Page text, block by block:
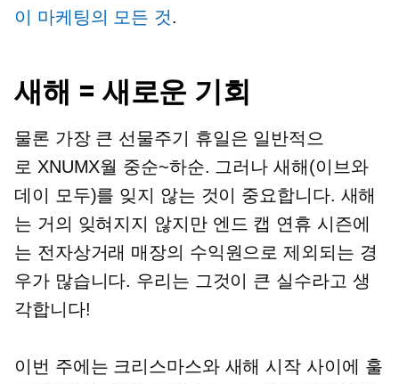
이 마케팅의 모든 것.
새해 = 새로운 기회
물론 가장 큰 선물주기
휴일은 일반적으
로 XNUMX월 중순~하순. 그러나 새해(이브와
데이 모두)를 잊지 않는 것이 중요합니다. 새해
는 거의 잊혀지지 않지만 엔드 캡 연휴 시즌에
는 전자상거래 매장의 수익원으로 제외되는 경
우가 많습니다. 우리는 그것이 큰 실수라고 생
각합니다!
이번 주에는 크리스마스와 새해 시작 사이에 훌